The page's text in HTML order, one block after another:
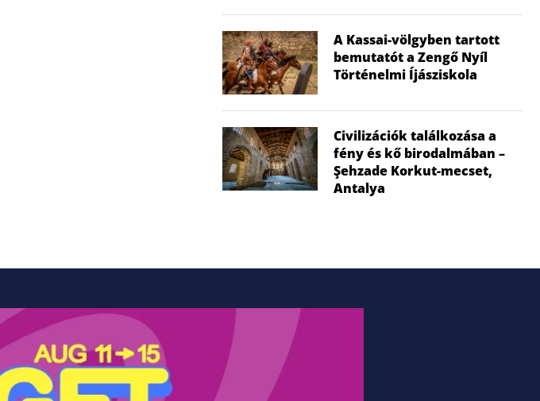
A Kassai-völgyben tartott
bemutatót a Zengő Nyíl
Történelmi Íjásziskola
Civilizációk találkozása a
fény és kő birodalmában –
Şehzade Korkut-mecset,
Antalya